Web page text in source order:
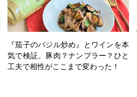
『茄子のバジル炒め』とワインを本
気で検証。豚肉？ナンプラー？ひと
工夫で相性がここまで変わった！